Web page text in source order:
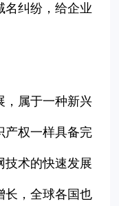
名纠纷，给企业
，属于一种新兴
产权一样具备完
技术的快速发展
长，全球各国也